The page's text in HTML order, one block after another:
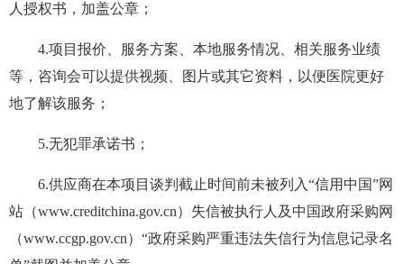
人授权书，加盖公章；
4.项目报价、 服务方案、本地服务情况、相关服务业绩
等，咨询会可以提供视频、图片或其它资料，以便医院更好
地了解该服务；
5.无犯罪承诺书；
6.供应商在本项目谈判截止时间前未被列入“信用中国”网
站（www.creditchina.gov.cn）失信被执行人及中国政府采购网
（www.ccgp.gov.cn）“政府采购严重违法失信行为信息记录名